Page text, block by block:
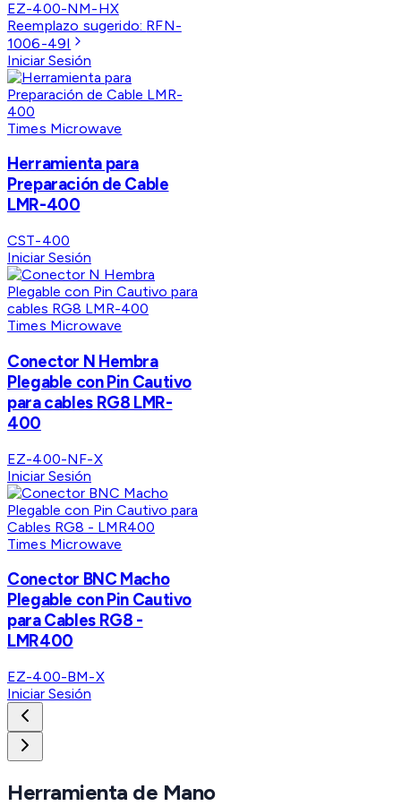
EZ-400-NM-HX
Reemplazo sugerido: RFN-
1006-49I
Iniciar Sesión
Times Microwave
Herramienta para
Preparación de Cable
LMR-400
CST-400
Iniciar Sesión
Times Microwave
Conector N Hembra
Plegable con Pin Cautivo
para cables RG8 LMR-
400
EZ-400-NF-X
Iniciar Sesión
Times Microwave
Conector BNC Macho
Plegable con Pin Cautivo
para Cables RG8 -
LMR400
EZ-400-BM-X
Iniciar Sesión
Herramienta de Mano